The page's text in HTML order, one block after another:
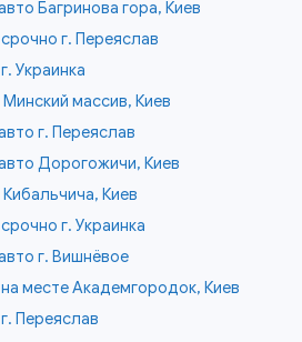
Багринова гора, Киев
г. Переяслав
Украинка
массив, Киев
г. Переяслав
Дорогожичи, Киев
Киев
г. Украинка
г. Вишнёвое
месте Академгородок, Киев
Переяслав